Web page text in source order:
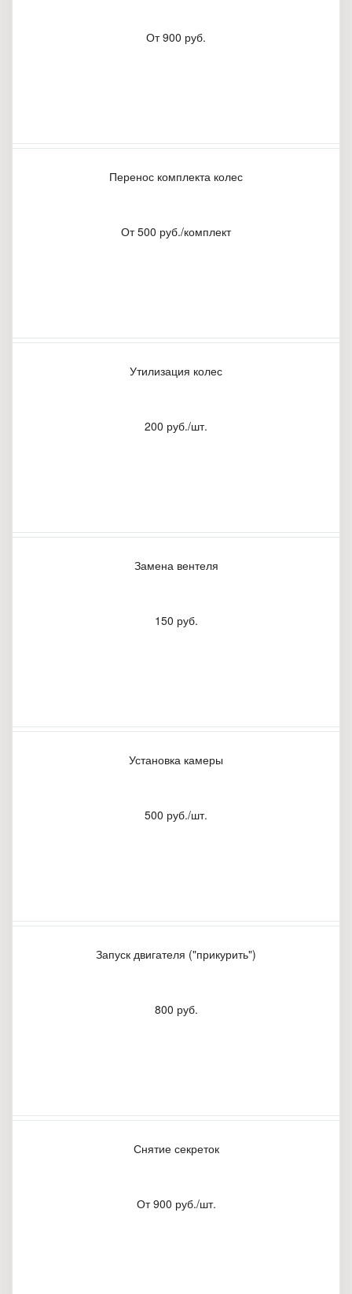
От 900 руб.
Перенос комплекта колес
От 500 руб./комплект
Утилизация колес
200 руб./шт.
Замена вентеля
150 руб.
Установка камеры
500 руб./шт.
Запуск двигателя ("прикурить")
800 руб.
Снятие секреток
От 900 руб./шт.